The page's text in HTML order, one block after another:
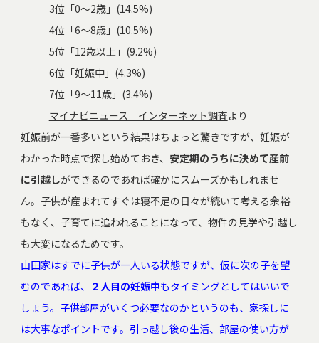
3位「0～2歳」(14.5%)
4位「6～8歳」(10.5%)
5位「12歳以上」(9.2%)
6位「妊娠中」(4.3%)
7位「9～11歳」(3.4%)
マイナビニュース インターネット調査より
妊娠前が一番多いという結果はちょっと驚きですが、妊娠が
わかった時点で探し始めておき、 安定期のうちに決めて産前
に引越しができるのであれば確かにスムーズかもしれませ
ん。子供が産まれてすぐは寝不足の日々が続いて考える余裕
もなく、子育てに追われることになって、物件の見学や引越し
も大変になるためです。
山田家はすでに子供が一人いる状態ですが、仮に次の子を望
むのであれば、
２人目の妊娠中もタイミングとしてはいいで
しょう。子供部屋がいくつ必要なのかというのも、家探しに
は大事なポイントです。引っ越し後の生活、部屋の使い方が